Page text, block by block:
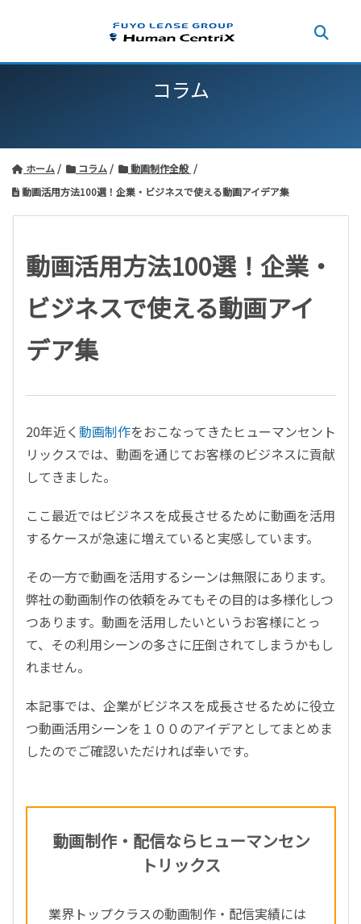
コラム
ホーム コラム
動画制作全般
動画活用方法100選！企業・ビジネスで使える動画アイデア集
動画活用方法100選！企業・
ビジネスで使える動画アイ
デア集
20年近く動画制作をおこなってきたヒューマンセント
リックスでは、動画を通じてお客様のビジネスに貢献
してきました。
ここ最近ではビジネスを成長させるために動画を活用
するケースが急速に増えていると実感しています。
その一方で動画を活用するシーンは無限にあります。
弊社の動画制作の依頼をみてもその目的は多様化しつ
つあります。動画を活用したいというお客様にとっ
て、その利用シーンの多さに圧倒されてしまうかもし
れません。
本記事では、企業がビジネスを成長させるために役立
つ動画活用シーンを１００のアイデアとしてまとめま
したのでご確認いただければ幸いです。
動画制作・配信ならヒューマンセン
トリックス
業界トップクラスの動画制作・配信実績には